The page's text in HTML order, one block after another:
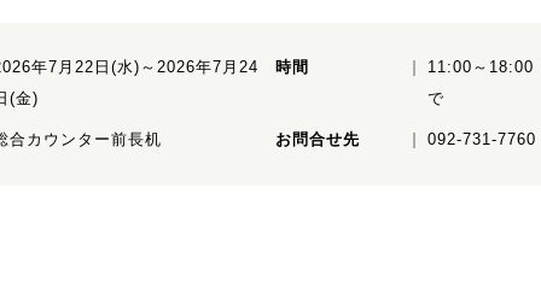
年7月22日(水)～2026年7月24
(金)
時間
11:00～
で
合カウンター前長机 お問合せ先 092-731-7760